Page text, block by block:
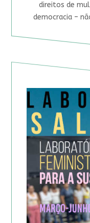
direitos de
democracia –